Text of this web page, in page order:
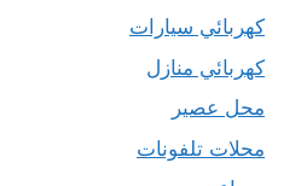
كهربائي سيارات
كهربائي منازل
محل عصير
محلات تلفونات